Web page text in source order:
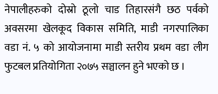
पोष्ट
पर्यटन
पोष्ट
नेपालीहरुको दोस्रो ठूलो चाड तिहारसंगै छठ पर्वको
अवसरमा खेलकूद विकास समिति, माडी नगरपालिका
वडा नं. ५ को आयोजनामा माडी स्तरीय प्रथम वडा लीग
फुटबल प्रतियोगिता २०७५ सञ्चालन हुने भएको छ ।